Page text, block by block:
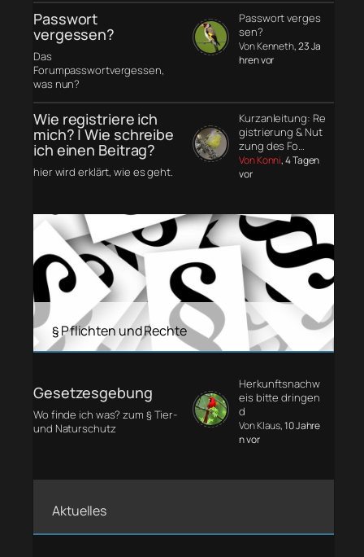
Passwort
vergessen?
Das
Forumpasswortvergessen,
was nun?
Passwort verges
sen?
Von Kenneth, 23 Ja
hren vor
Wie registriere ich
mich? | Wie schreibe
ich einen Beitrag?
hier wird erklärt, wie es geht.
Kurzanleitung: Re
gistrierung & Nut
zung des Fo…
Von Konni, 4 Tagen
vor
§ Pflichten und Rechte
Gesetzesgebung
Wo finde ich was? zum § Tier-
und Naturschutz
Herkunftsnachw
eis bitte dringen
d
Von Klaus, 10 Jahre
n vor
Aktuelles